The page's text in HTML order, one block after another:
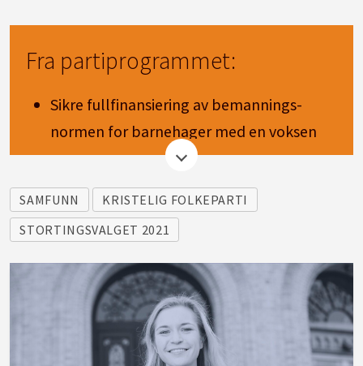
Fra partiprogrammet:
Sikre fullfinansiering av bemannings-
normen for barnehager med en voksen
per tre barn under tre år, en voksen per
seks barn over tre år og en voksen per
seks barn gjennom hele dagen.
Kommunene må sikres anledning til å
skille mellom ideelle og kommersielle
barnehager.
Ha et verdiløft i skolen som sikrer eleven
kunnskap om kristen kulturarv og
SAMFUNN
KRISTELIG FOLKEPARTI
STORTINGSVALGET 2021